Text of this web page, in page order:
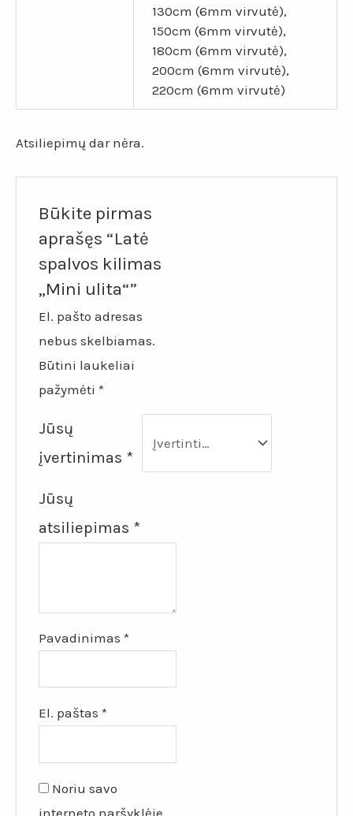
130cm (6mm virvutė),
150cm (6mm virvutė),
180cm (6mm virvutė),
200cm (6mm virvutė),
220cm (6mm virvutė)
Atsiliepimų dar nėra.
Būkite pirmas
aprašęs “Latė
spalvos kilimas
„Mini ulita“”
El. pašto adresas
nebus skelbiamas.
Būtini laukeliai
pažymėti*
Jūsų
įvertinimas *
Jūsų
atsiliepimas *
Pavadinimas*
El. paštas*
Noriu savo
interneto naršyklėje